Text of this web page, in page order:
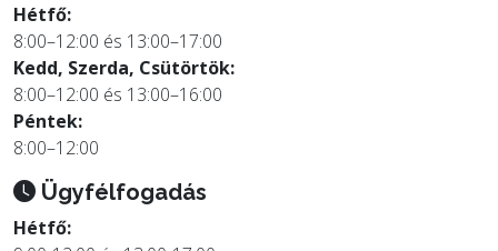
Hétfő:
8:00–12:00 és 13:00–17:00
Kedd, Szerda, Csütörtök:
8:00–12:00 és 13:00–16:00
Péntek:
8:00–12:00
Ügyfélfogadás
Hétfő: